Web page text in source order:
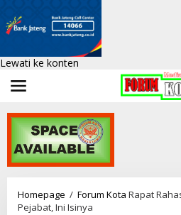
Lewati ke konten
Homepage / Forum Kota Rapat
Pejabat, Ini Isinya